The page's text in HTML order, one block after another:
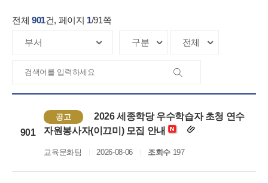
전체 901건, 페이지 1/91쪽
901
공고
2026 세종학당 우수학습자 초청 연수
자원봉사자(이끄미) 모집 안내
교육문화팀 2026-08-06 조회수197